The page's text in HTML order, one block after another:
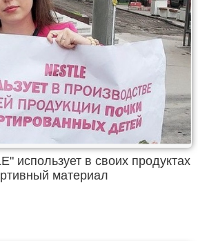
использует в своих продуктах
материал